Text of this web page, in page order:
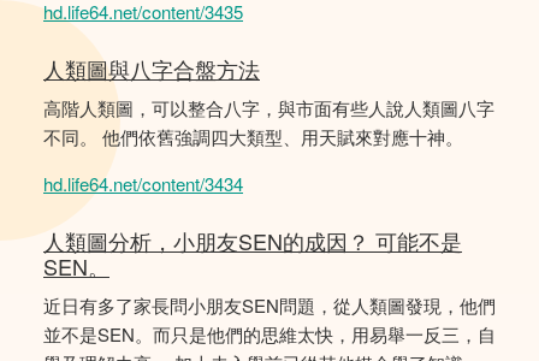
hd.life64.net/content/3435
人類圖與八字合盤方法
高階人類圖，可以整合八字，與市面有些人說人類圖八字
不同。 他們依舊強調四大類型、用天賦來對應十神。
hd.life64.net/content/3434
人類圖分析，小朋友SEN的成因？ 可能不是
SEN。
近日有多了家長問小朋友SEN問題，從人類圖發現，他們
並不是SEN。而只是他們的思維太快，用易舉一反三，自